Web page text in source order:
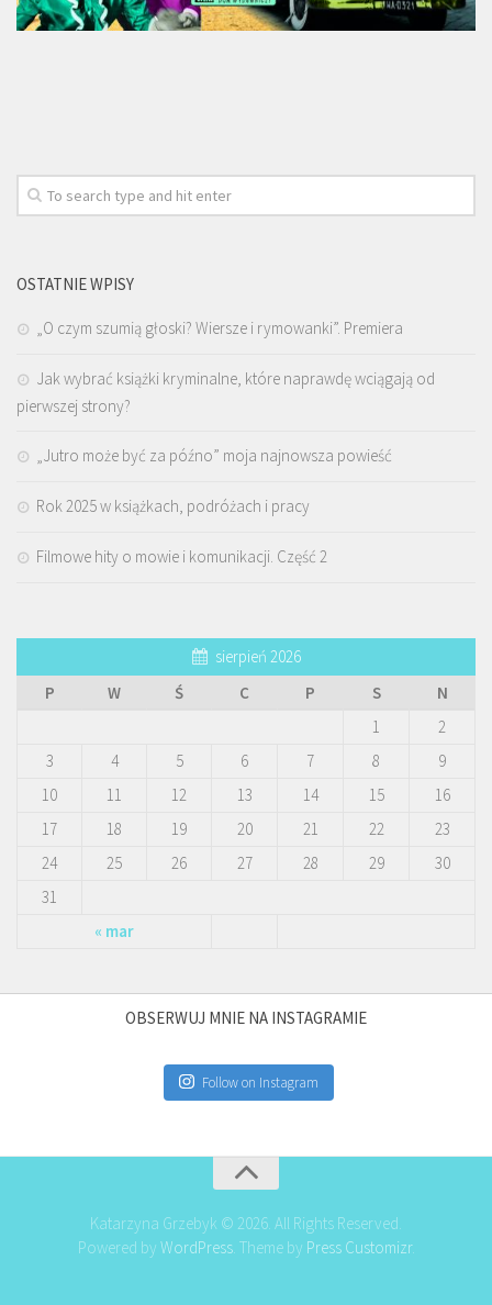
OSTATNIE WPISY
„O czym szumią głoski? Wiersze i rymowanki”. Premiera
Jak wybrać książki kryminalne, które naprawdę wciągają od
pierwszej strony?
„Jutro może być za późno” moja najnowsza powieść
Rok 2025 w książkach, podróżach i pracy
Filmowe hity o mowie i komunikacji. Część 2
sierpień 2026
P
W Ś C P S N
« mar
1
2
3
4 5 6 7 8
9
10
11 12 13 14 15
16
17
18 19 20 21 22
23
24
25 26 27 28 29
30
31
OBSERWUJ MNIE NA INSTAGRAMIE
Follow on Instagram
Katarzyna Grzebyk © 2026. All Rights Reserved.
Powered by WordPress. Theme by Press Customizr.